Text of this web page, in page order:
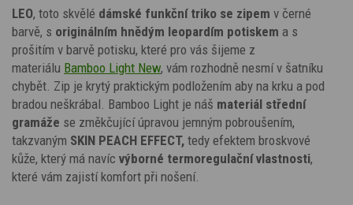
LEO, toto skvělé dámské funkční triko se zipem v černé
barvě, s originálním hnědým leopardím potiskem a s
prošitím v barvě potisku, které pro vás šijeme z
materiálu Bamboo Light New, vám rozhodně nesmí v šatníku
chybět. Zip je krytý praktickým podložením aby na krku a pod
bradou neškrábal. Bamboo Light je náš materiál střední
gramáže se změkčující úpravou jemným pobroušením,
takzvaným SKIN PEACH EFFECT, tedy efektem broskvové
kůže, který má navíc výborné termoregulační vlastnosti,
které vám zajistí komfort při nošení.